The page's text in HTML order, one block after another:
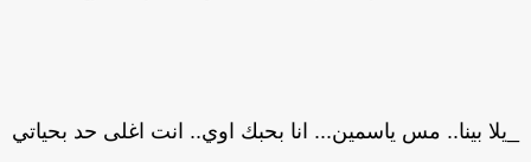
بينا.. مس ياسمين... انا بحبك اوي.. انت اغلى حد بحياتي